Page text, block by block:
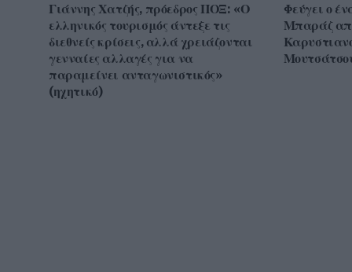
Γιάννης Χατζής, πρόεδρος ΠΟΞ: «Ο
ελληνικός τουρισμός άντεξε τις
διεθνείς κρίσεις, αλλά χρειάζονται
γενναίες αλλαγές για να
παραμείνει ανταγωνιστικός»
(ηχητικό)
Φεύγει ο
Μπαράζ